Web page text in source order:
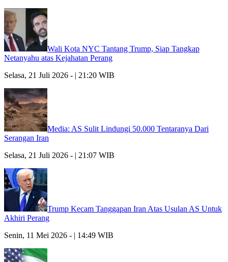
Wali Kota NYC Tantang Trump, Siap Tangkap
Netanyahu atas Kejahatan Perang
Selasa, 21 Juli 2026 - | 21:20 WIB
Media: AS Sulit Lindungi 50.000 Tentaranya Dari
Serangan Iran
Selasa, 21 Juli 2026 - | 21:07 WIB
Trump Kecam Tanggapan Iran Atas Usulan AS Untuk
Akhiri Perang
Senin, 11 Mei 2026 - | 14:49 WIB